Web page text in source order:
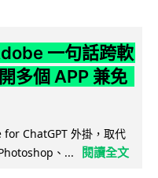
一句話跨軟
多個 APP 兼免
ChatGPT 外掛，取代
、...
閱讀全文